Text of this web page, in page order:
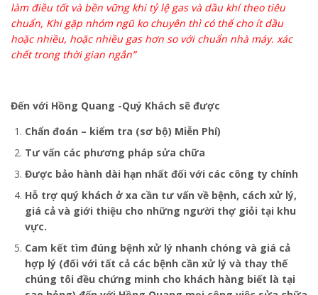
làm điều tốt và bền vững khi tỷ lệ gas và dầu khí theo tiêu
chuẩn, Khi gặp nhóm ngũ ko chuyên thì có thể cho ít dầu
hoặc nhiều, hoặc nhiều gas hơn so với chuẩn nhà máy. xác
chết trong thời gian ngắn”
Đến với Hồng Quang -Quý Khách sẽ được
Chẩn đoán – kiểm tra (sơ bộ) Miễn Phí)
Tư vấn các phương pháp sửa chữa
Được bảo hành dài hạn nhất đối với các công ty chính
Hỗ trợ quý khách ở xa cần tư vấn về bệnh, cách xử lý,
giá cả và giới thiệu cho những người thợ giỏi tại khu
vực.
Cam kết tìm đúng bệnh xử lý nhanh chóng và giá cả
hợp lý (đối với tất cả các bệnh cần xử lý và thay thế
chúng tôi đều chứng minh cho khách hàng biết là tại